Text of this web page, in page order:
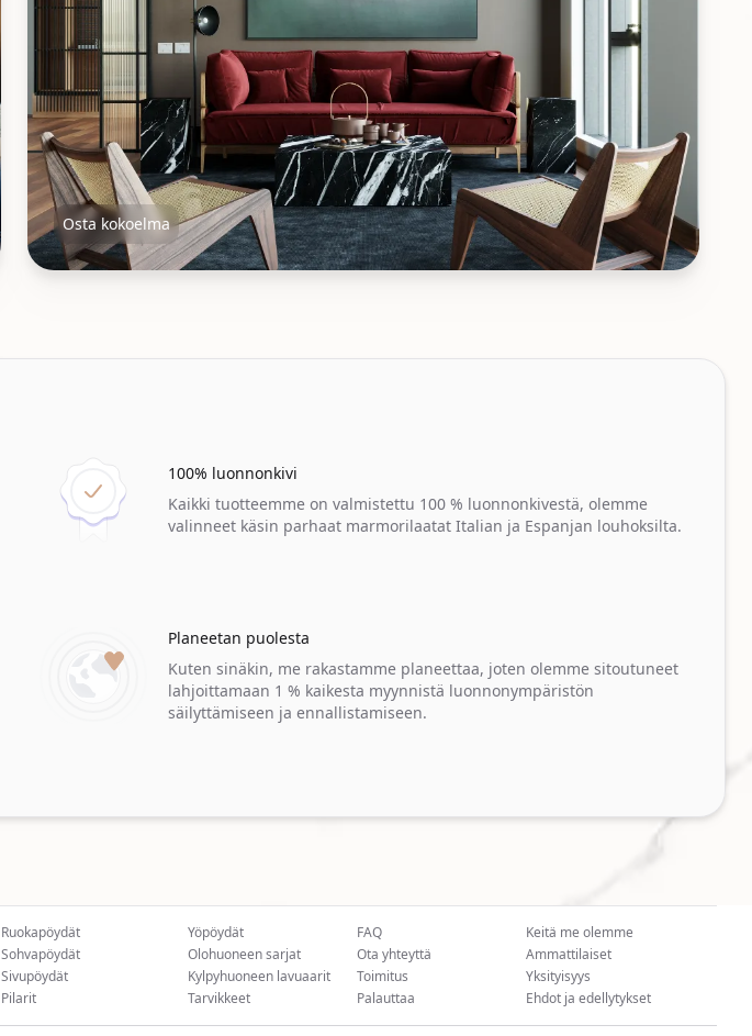
Osta kokoelma
Olohuoneen sarjat
100% luonnonkivi
Kaikki tuotteemme on valmistettu 100 % luonnonkivestä, olemme
valinneet käsin parhaat marmorilaatat Italian ja Espanjan louhoksilta.
Planeetan puolesta
Kuten sinäkin, me rakastamme planeettaa, joten olemme sitoutuneet
lahjoittamaan 1 % kaikesta myynnistä luonnonympäristön
säilyttämiseen ja ennallistamiseen.
Ruokapöydät
Sohvapöydät
Sivupöydät
Pilarit
Yöpöydät
Olohuoneen sarjat
Kylpyhuoneen lavuaarit
Tarvikkeet
FAQ
Ota yhteyttä
Toimitus
Palauttaa
Keitä me olemme
Ammattilaiset
Yksityisyys
Ehdot ja edellytykset